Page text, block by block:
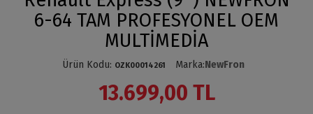
6-64 TAM PROFESYONEL OEM
MULTİMEDİA
Ürün Kodu: OZK00014261 Marka:NewFron
13.699,00 TL